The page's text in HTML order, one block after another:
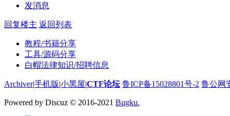
发消息
回复楼主 返回列表
教程/书籍分享
工具/源码分享
白帽法律知识/招聘信息
Archiver|手机版|小黑屋|CTF论坛 鲁ICP备15028801号-2 鲁公网
Powered by Discuz © 2016-2021 Bugku.